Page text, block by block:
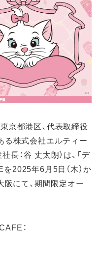
京都港区、代表取締役
る株式会社エルティー
長：谷 丈太朗）は、「デ
2025年6月5日（木）か
阪にて、期間限定オー
：